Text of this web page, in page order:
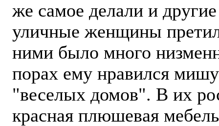
же самое делали и
уличные женщины
ними было много
порах ему нравился
"веселых домов". В их
красная плюшевая